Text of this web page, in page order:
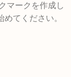
マークを作成し
てください。